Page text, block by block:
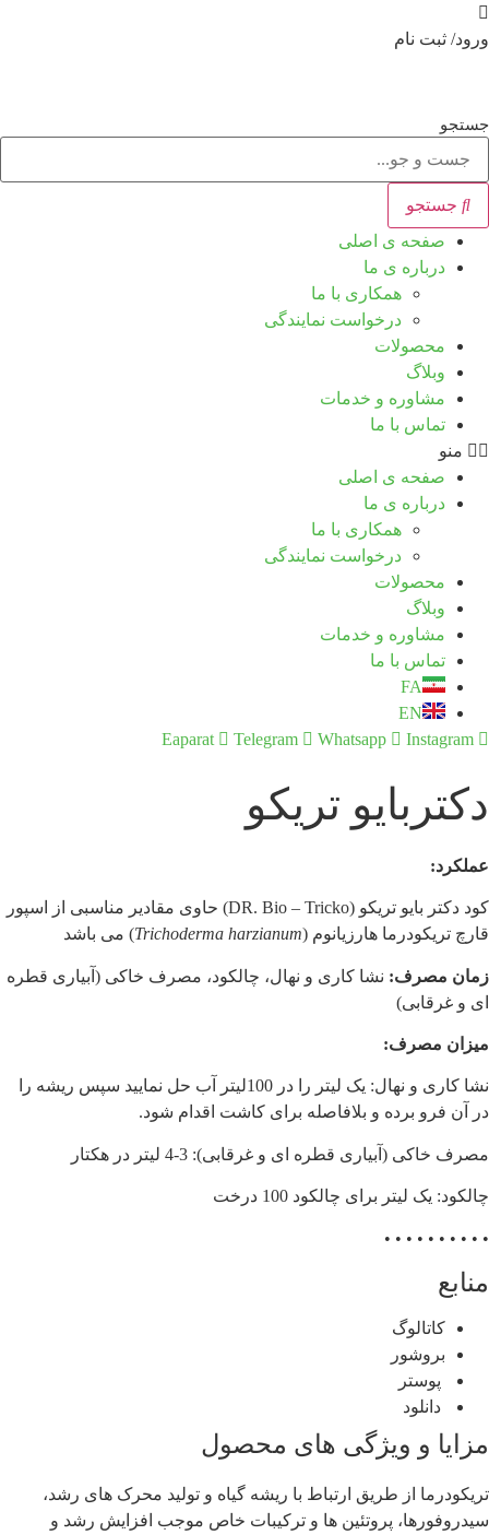
پرش
به
ورود/ ثبت نام
جستجو
جستجو
صفحه ی اصلی
درباره ی ما
همکاری با ما
درخواست نمایندگی
محصولات
وبلاگ
مشاوره و خدمات
تماس با ما
منو
صفحه ی اصلی
درباره ی ما
همکاری با ما
درخواست نمایندگی
محصولات
وبلاگ
مشاوره و خدمات
تماس با ما
FA
EN
Eaparat
Telegram Whatsapp Instagram
دکتربایو تریکو
عملکرد:
کود دکتر بایو تریکو (DR. Bio – Tricko)
حاوی مقادیر مناسبی از اسپور
قارچ تریکودرما هارزیانوم (Trichoderma harzianum) می باشد
زمان مصرف: نشا کاری و نهال، چالکود، مصرف خاکی (آبیاری قطره
ای و غرقابی)
میزان مصرف:
نشا کاری و نهال: یک لیتر را در 100لیتر آب حل نمایید سپس ریشه را
در آن فرو برده و بلافاصله براى کاشت اقدام شود.
مصرف خاکی (آبیاری قطره ای و غرقابی): 3-4 لیتر در هکتار
چالکود: یک لیتر برای چالکود 100 درخت
• • • • • • • • • •
منابع
کاتالوگ
بروشور
پوستر
دانلود
مزایا و ویژگی های محصول
تریکودرما از طریق ارتباط با ریشه گیاه و تولید محرک های رشد،
سیدروفورها، پروتئین ها و ترکیبات خاص موجب افزایش رشد و